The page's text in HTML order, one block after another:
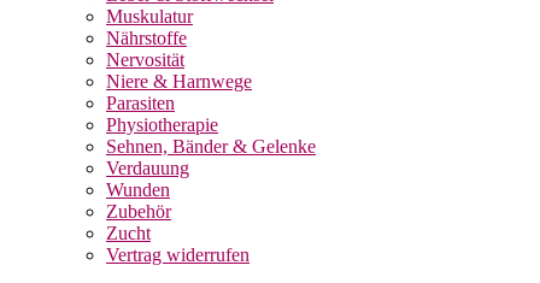
Muskulatur
Nährstoffe
Nervosität
Niere & Harnwege
Parasiten
Physiotherapie
Sehnen, Bänder & Gelenke
Verdauung
Wunden
Zubehör
Zucht
Vertrag widerrufen